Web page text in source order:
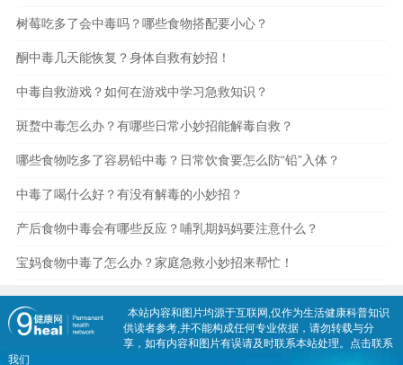
树莓吃多了会中毒吗？哪些食物搭配要小心？
酮中毒几天能恢复？身体自救有妙招！
中毒自救游戏？如何在游戏中学习急救知识？
斑蝥中毒怎么办？有哪些日常小妙招能解毒自救？
哪些食物吃多了容易铅中毒？日常饮食要怎么防“铅”入体？
中毒了喝什么好？有没有解毒的小妙招？
产后食物中毒会有哪些反应？哺乳期妈妈要注意什么？
宝妈食物中毒了怎么办？家庭急救小妙招来帮忙！
本站内容和图片均源于互联网,仅作为生活健康科普知识
供读者参考,并不能构成任何专业依据，请勿转载与分
享，如有内容和图片有误请及时联系本站处理。
点击联系
我们